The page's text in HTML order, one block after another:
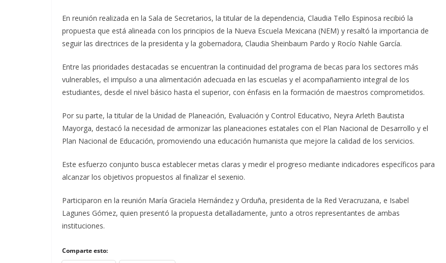
En reunión realizada en la Sala de Secretarios, la titular de la dependencia, Claudia Tello Espinosa recibió la
propuesta que está alineada con los principios de la Nueva Escuela Mexicana (NEM) y resaltó la importancia de
seguir las directrices de la presidenta y la gobernadora, Claudia Sheinbaum Pardo y Rocío Nahle García.
Entre las prioridades destacadas se encuentran la continuidad del programa de becas para los sectores más
vulnerables, el impulso a una alimentación adecuada en las escuelas y el acompañamiento integral de los
estudiantes, desde el nivel básico hasta el superior, con énfasis en la formación de maestros comprometidos.
Por su parte, la titular de la Unidad de Planeación, Evaluación y Control Educativo, Neyra Arleth Bautista
Mayorga, destacó la necesidad de armonizar las planeaciones estatales con el Plan Nacional de Desarrollo y el
Plan Nacional de Educación, promoviendo una educación humanista que mejore la calidad de los servicios.
Este esfuerzo conjunto busca establecer metas claras y medir el progreso mediante indicadores específicos para
alcanzar los objetivos propuestos al finalizar el sexenio.
Participaron en la reunión María Graciela Hernández y Orduña, presidenta de la Red Veracruzana, e Isabel
Lagunes Gómez, quien presentó la propuesta detalladamente, junto a otros representantes de ambas
instituciones.
Comparte esto: